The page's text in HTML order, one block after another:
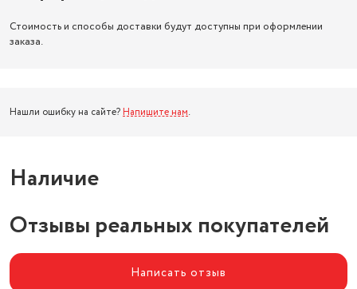
Стоимость и способы доставки будут доступны при оформлении
заказа.
Нашли ошибку на сайте? Напишите нам.
Наличие
Отзывы реальных покупателей
Написать отзыв